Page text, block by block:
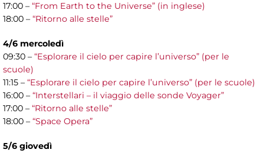
17:00 – “From Earth to the Universe” (in inglese)
18:00 – “Ritorno alle stelle”
4/6 mercoledì
09:30 – “Esplorare il cielo per capire l’universo” (per le
scuole)
11:15 – “Esplorare il cielo per capire l’universo” (per le scuole)
16:00 – “Interstellari – il viaggio delle sonde Voyager”
17:00 – “Ritorno alle stelle”
18:00 – “Space Opera”
5/6 giovedì